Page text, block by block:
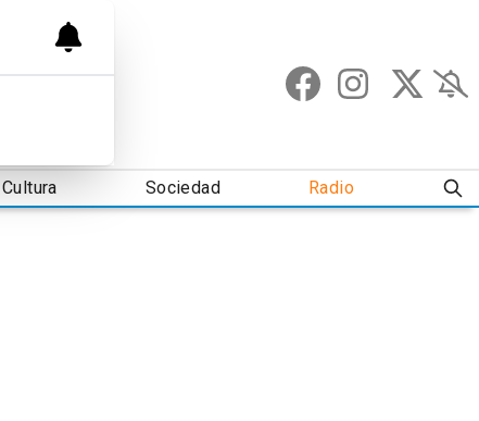
Cultura Sociedad Radio